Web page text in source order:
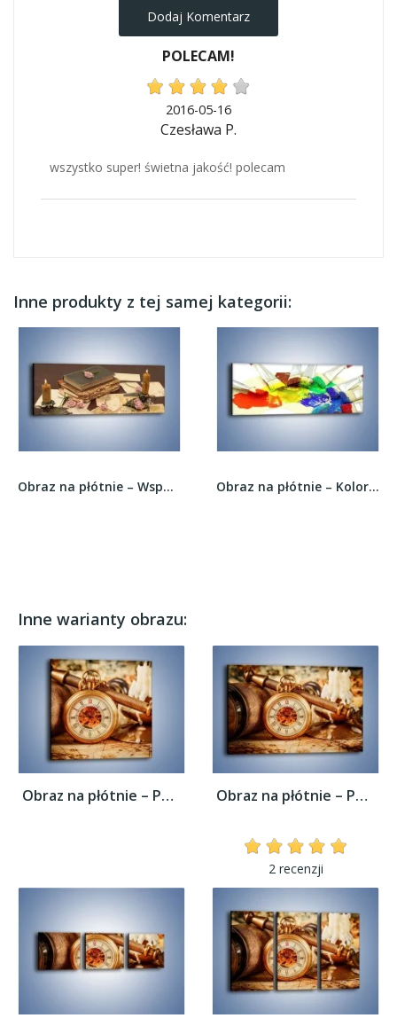
Dodaj Komentarz
POLECAM!
2016-05-16
Czesława P.
wszystko super! świetna jakość! polecam
Inne produkty z tej samej kategorii:
Obraz na płótnie – Wspomnienia z dawnych lat –... Obraz na płótnie – Kolory pędzlem malowane –...
Inne warianty obrazu:
Obraz na płótnie – Podróżnik i jego świat... Obraz na płótnie – Podróżnik i jego świat...
2 recenzji